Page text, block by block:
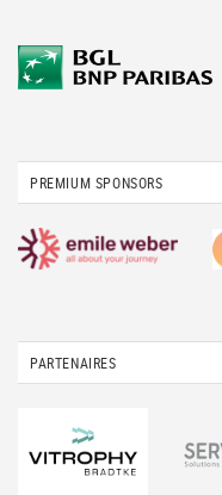
PREMIUM SPONSORS
PARTENAIRES